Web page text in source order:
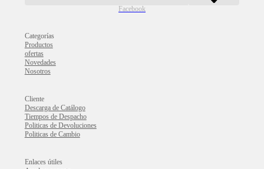
Facebook
Categorías
Productos
ofertas
Novedades
Nosotros
Cliente
Descarga de Catálogo
Tiempos de Despacho
Politicas de Devoluciones
Politicas de Cambio
Enlaces útiles